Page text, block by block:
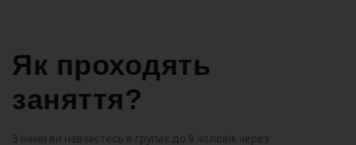
Як проходять
заняття?
З нами ви навчаєтесь в групах до 9 чоловік через